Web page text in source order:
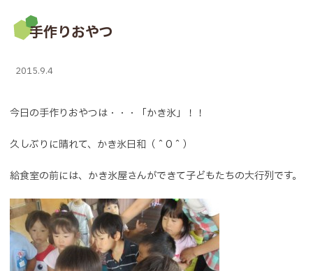
手作りおやつ
2015.9.4
今日の手作りおやつは・・・「かき氷」！！
久しぶりに晴れて、かき氷日和（＾O＾）
給食室の前には、かき氷屋さんができて子どもたちの大行列です。